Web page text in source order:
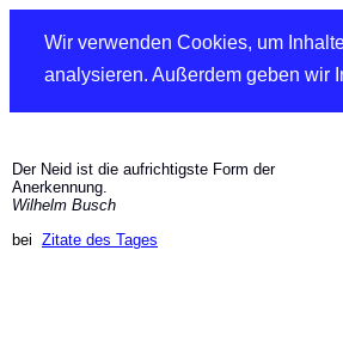
Wir verwenden Cookies, um
analysieren. Außerdem geben wir
Der Neid ist die aufrichtigste Form der
Anerkennung.
Wilhelm Busch
bei Zitate des Tages